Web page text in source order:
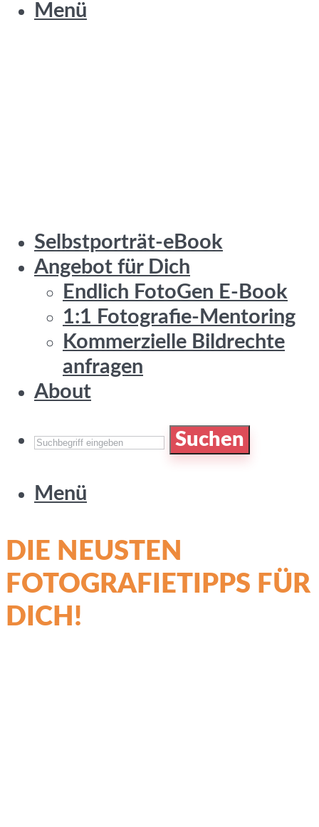
Menü
Selbstporträt-eBook
Angebot für Dich
Endlich FotoGen E-Book
1:1 Fotografie-Mentoring
Kommerzielle Bildrechte
anfragen
About
Suchen
Menü
DIE NEUSTEN
FOTOGRAFIETIPPS FÜR
DICH!